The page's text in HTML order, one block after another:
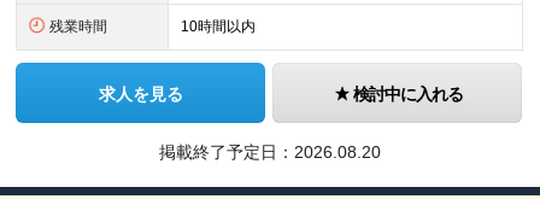
残業時間 10時間以内
求人を見る 検討中に入れる
掲載終了予定日： 2026.08.20